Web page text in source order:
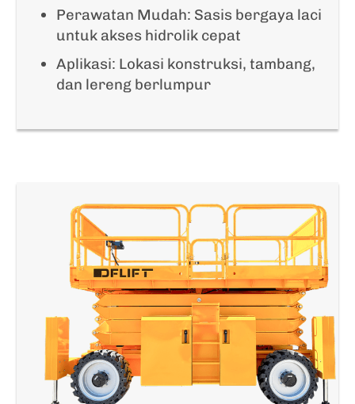
Perawatan Mudah: Sasis bergaya laci
untuk akses hidrolik cepat
Aplikasi: Lokasi konstruksi, tambang,
dan lereng berlumpur